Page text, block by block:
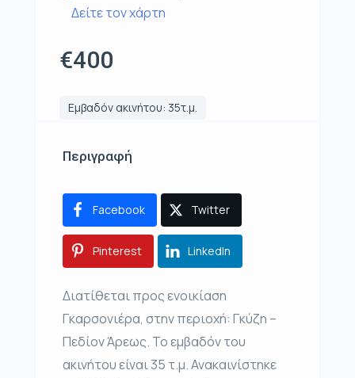
Δείτε τον χάρτη
€400
Εμβαδόν ακινήτου: 35τ.μ.
Περιγραφή
Facebook Twitter
Pinterest LinkedIn
Διατίθεται προς ενοικίαση
Γκαρσονιέρα, στην περιοχή: Γκύζη –
Πεδίον Άρεως. Το εμβαδόν του
ακινήτου είναι 35 τ.μ. Ανακαινίστηκε